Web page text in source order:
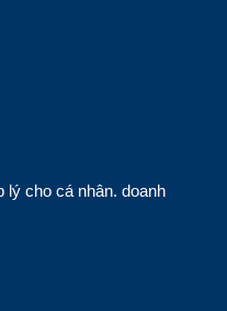
lý cho cá nhân. doanh